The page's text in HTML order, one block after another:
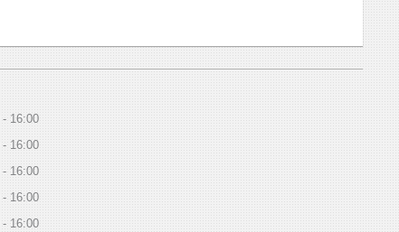
16:00
16:00
16:00
16:00
16:00